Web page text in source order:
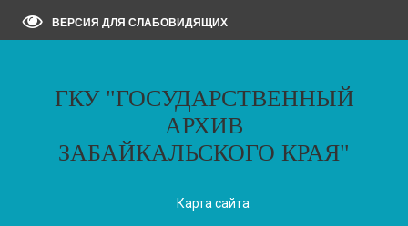
ВЕРСИЯ ДЛЯ СЛАБОВИДЯЩИХ
ГКУ "ГОСУДАРСТВЕННЫЙ
АРХИВ
ЗАБАЙКАЛЬСКОГО КРАЯ"
Карта сайта